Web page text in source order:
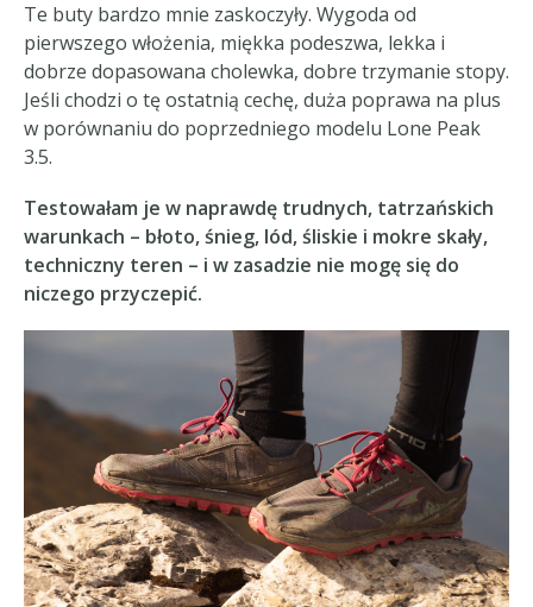
Te buty bardzo mnie zaskoczyły. Wygoda od
pierwszego włożenia, miękka podeszwa, lekka i
dobrze dopasowana cholewka, dobre trzymanie stopy.
Jeśli chodzi o tę ostatnią cechę, duża poprawa na plus
w porównaniu do poprzedniego modelu Lone Peak
3.5.
Testowałam je w naprawdę trudnych, tatrzańskich
warunkach – błoto, śnieg, lód, śliskie i mokre skały,
techniczny teren – i w zasadzie nie mogę się do
niczego przyczepić.